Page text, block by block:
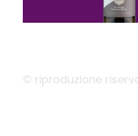
© riproduzione